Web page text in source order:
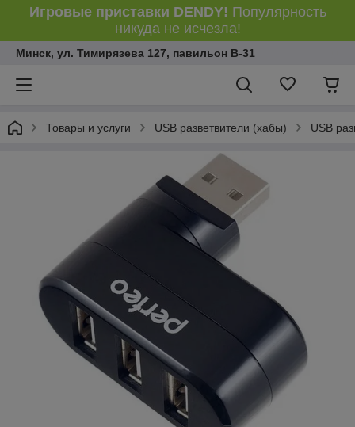
Игровые приставки DENDY! Популярность
никуда не исчезла!
Минск, ул. Тимирязева 127, павильон В-31
Товары и услуги USB разветвители (хабы) USB